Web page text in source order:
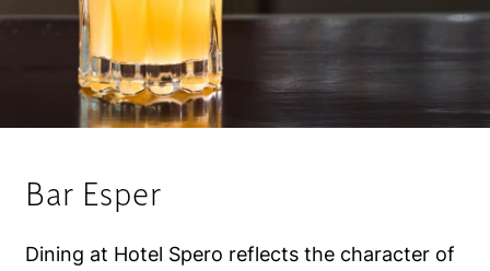
Bar Esper
Dining at Hotel Spero reflects the character of